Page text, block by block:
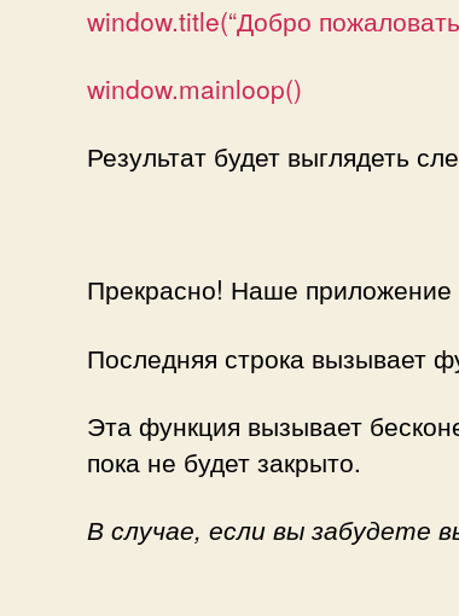
window.title(“Добро
window.mainloop()
Результат будет выглядеть
Прекрасно! Наше приложение
Последняя строка вызывает
Эта функция вызывает
пока не будет закрыто.
В случае, если вы забудете